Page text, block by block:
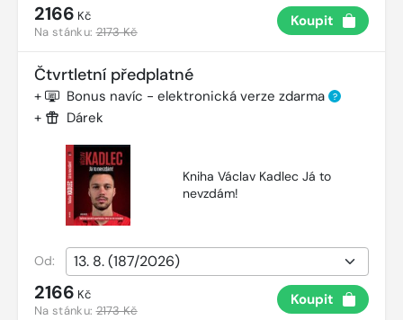
2166 Kč
Na stánku:2173 Kč
Koupit
Čtvrtletní předplatné
+ Bonus navíc - elektronická verze zdarma ?
+ Dárek
Kniha Václav Kadlec Já to
nevzdám!
Od:
2166 Kč
Na stánku:2173 Kč
Koupit